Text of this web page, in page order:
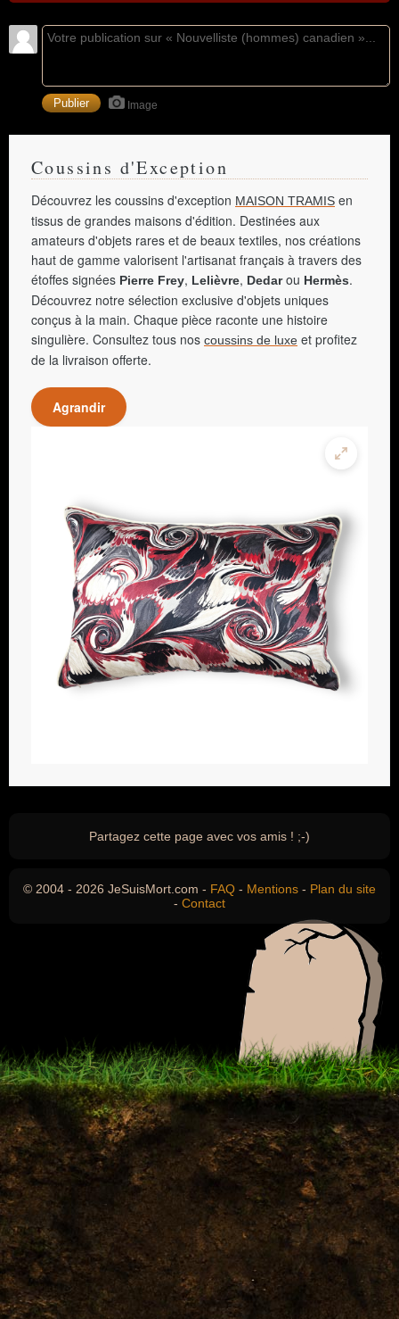
Image
Coussins d'Exception
Découvrez les coussins d'exception MAISON TRAMIS en
tissus de grandes maisons d'édition. Destinées aux
amateurs d'objets rares et de beaux textiles, nos créations
haut de gamme valorisent l'artisanat français à travers des
étoffes signées Pierre Frey, Lelièvre, Dedarou Hermès.
Découvrez notre sélection exclusive d'objets uniques
conçus à la main. Chaque pièce raconte une histoire
singulière. Consultez tous nos coussins de luxe et profitez
de la livraison offerte.
Agrandir
Partagez cette page avec vos amis ! ;-)
© 2004 - 2026 JeSuisMort.com - FAQ - Mentions - Plan du site
- Contact